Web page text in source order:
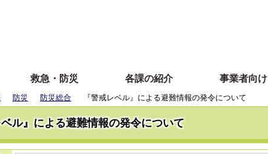
救急・防災 各課の紹介 事業者向け
防災 防災総合 『警戒レベル』による避難情報の発令について
ベル』による避難情報の発令について